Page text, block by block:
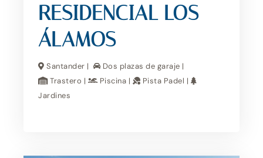
RESIDENCIAL LOS
ÁLAMOS
Santander |
Dos plazas de garaje |
Trastero |
Piscina |
Pista Padel |
Jardines